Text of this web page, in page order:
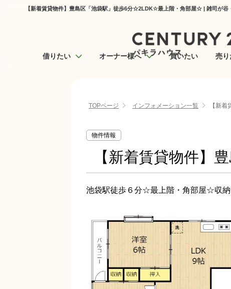
【新着賃貸物件】豊島区「池袋駅」徒歩6分☆2LDK☆最上階・角部屋☆ | 雑司が谷
借りたい オーナー様へ 買いたい 売り
TOPページ インフォメーション一覧 【新
物件情報
【新着賃貸物件】
池袋駅徒歩６分☆最上階・角部屋☆収